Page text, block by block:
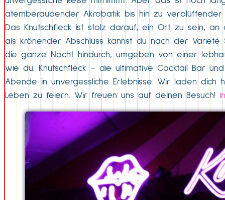
atemberaubender Akrobatik bis hin zu
Das Knutschfleck ist stolz darauf, ein Ort zu sein,
als krönender Abschluss kannst du nach der
die ganze Nacht hindurch, umgeben von einer
wie du. Knutschfleck – die ultimative Cocktail Bar
Abende in unvergessliche Erlebnisse. Wir laden
Leben zu feiern. Wir freuen uns auf deinen Besuch!